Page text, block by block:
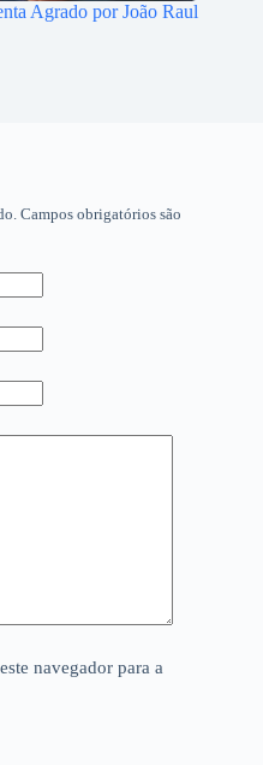
Agrado por João Raul
Campos obrigatórios são
navegador para a